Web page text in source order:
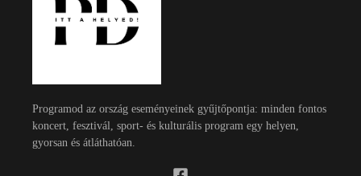
Programod az ország eseményeinek gyűjtőpontja: minden fontos
koncert, fesztivál, sport- és kulturális program egy helyen,
gyorsan és átláthatóan.